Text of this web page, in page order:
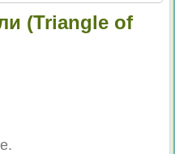
(Triangle of